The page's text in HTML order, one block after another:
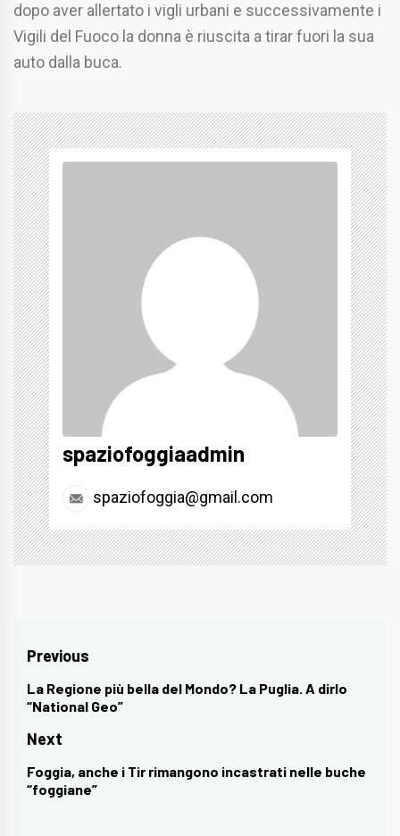
dopo aver allertato i vigli urbani e successivamente i
Vigili del Fuoco la donna è riuscita a tirar fuori la sua
auto dalla buca.
spaziofoggiaadmin
spaziofoggia@gmail.com
Navigazione
articoli
Previous
Previous
post:
La Regione più bella del Mondo? La Puglia. A dirlo
“National Geo”
Next
Next
post:
Foggia, anche i Tir rimangono incastrati nelle buche
“foggiane”